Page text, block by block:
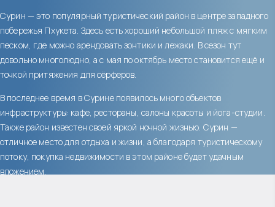
Сурин — это популярный туристический район в центре западного
побережья Пхукета. Здесь есть хороший небольшой пляж с мягким
песком, где можно арендовать зонтики и лежаки. В сезон тут
довольно многолюдно, а с мая по октябрь место становится ещё и
точкой притяжения для сёрферов.
В последнее время в Сурине появилось много объектов
инфраструктуры: кафе, рестораны, салоны красоты и йога-студии.
Также район известен своей яркой ночной жизнью. Сурин —
отличное место для отдыха и жизни, а благодаря туристическому
потоку, покупка недвижимости в этом районе будет удачным
вложением.